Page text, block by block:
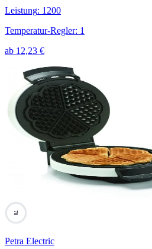
Leistung: 1200
Temperatur-Regler: 1
ab 12,23 €
78
Petra Electric